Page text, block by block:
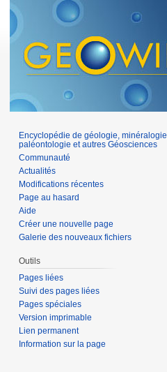
Encyclopédie de géologie, minéralogie,
paléontologie et autres Géosciences
Communauté
Actualités
Modifications récentes
Page au hasard
Aide
Créer une nouvelle page
Galerie des nouveaux fichiers
Outils
Pages liées
Suivi des pages liées
Pages spéciales
Version imprimable
Lien permanent
Information sur la page